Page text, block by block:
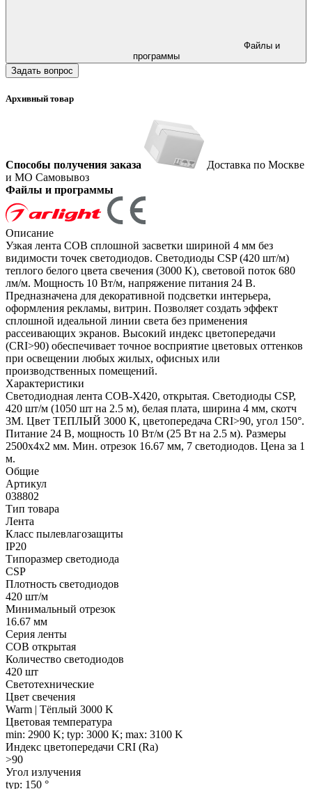
программы
Задать вопрос
Архивный товар
Способы получения заказа
Доставка по Москве
и МО Самовывоз
Файлы и программы
Описание
Узкая лента COB сплошной засветки шириной 4 мм без
видимости точек светодиодов. Светодиоды CSP (420 шт/м)
теплого белого цвета свечения (3000 K), световой поток 680
лм/м. Мощность 10 Вт/м, напряжение питания 24 В.
Предназначена для декоративной подсветки интерьера,
оформления рекламы, витрин. Позволяет создать эффект
сплошной идеальной линии света без применения
рассеивающих экранов. Высокий индекс цветопередачи
(CRI>90) обеспечивает точное восприятие цветовых оттенков
при освещении любых жилых, офисных или
производственных помещений.
Характеристики
Светодиодная лента COB-X420, открытая. Светодиоды CSP,
420 шт/м (1050 шт на 2.5 м), белая плата, ширина 4 мм, скотч
3M. Цвет ТЕПЛЫЙ 3000 K, цветопередача CRI>90, угол 150°.
Питание 24 В, мощность 10 Вт/м (25 Вт на 2.5 м). Размеры
2500x4x2 мм. Мин. отрезок 16.67 мм, 7 светодиодов. Цена за 1
м.
Общие
Артикул
038802
Тип товара
Лента
Класс пылевлагозащиты
IP20
Типоразмер светодиода
CSP
Плотность светодиодов
420 шт/м
Минимальный отрезок
16.67 мм
Серия ленты
COB открытая
Количество светодиодов
420 шт
Светотехнические
Цвет свечения
Warm | Тёплый 3000 K
Цветовая температура
min: 2900 K; typ: 3000 K; max: 3100 K
Индекс цветопередачи CRI (Ra)
>90
Угол излучения
typ: 150 °